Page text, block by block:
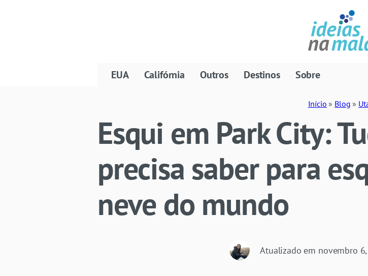
EUA Califórnia Outros Destinos Sobre
Início » Blog »
Esqui em Park City:
precisa saber para
neve do mundo
Atualizado em novembro